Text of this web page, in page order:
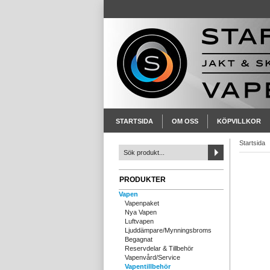
STARTSIDA OM OSS KÖPVILLKOR
PRODUKTER
Vapen
Vapenpaket
Nya Vapen
Luftvapen
Ljuddämpare/Mynningsbroms
Begagnat
Reservdelar & Tillbehör
Vapenvård/Service
Vapentillbehör
Startsida